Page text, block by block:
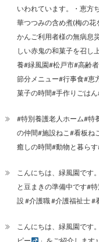
いわれています。・恵方
華つつみの含め煮(梅の
かんご利用者様の無病息
しい赤鬼の和菓子を召し
養#緑風園#松戸市#高齢
節分メニュー#行事食#恵
菓子の時間#手作りごは
#特別養護老人ホーム#特
の仲間#施設ねこ#看板ね
癒しの時間#動物と暮ら
こんにちは、緑風園です
と豆まきの準備中です#
設 #介護職 #介護福祉士 #
こんにちは、緑風園です